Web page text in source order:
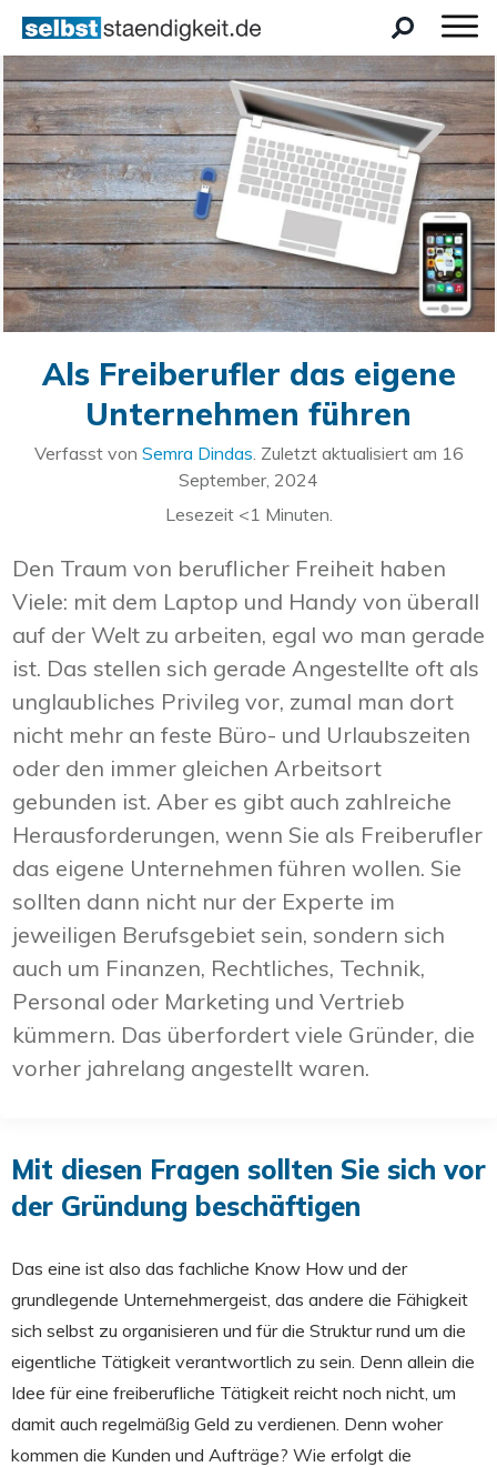
Als Freiberufler das eigene
Unternehmen führen
Verfasst von Semra Dindas. Zuletzt aktualisiert am 16
September, 2024
Lesezeit <1 Minuten.
Den Traum von beruflicher Freiheit haben
Viele: mit dem Laptop und Handy von überall
auf der Welt zu arbeiten, egal wo man gerade
ist. Das stellen sich gerade Angestellte oft als
unglaubliches Privileg vor, zumal man dort
nicht mehr an feste Büro- und Urlaubszeiten
oder den immer gleichen Arbeitsort
gebunden ist. Aber es gibt auch zahlreiche
Herausforderungen, wenn Sie als Freiberufler
das eigene Unternehmen führen wollen. Sie
sollten dann nicht nur der Experte im
jeweiligen Berufsgebiet sein, sondern sich
auch um Finanzen, Rechtliches, Technik,
Personal oder Marketing und Vertrieb
kümmern. Das überfordert viele Gründer, die
vorher jahrelang angestellt waren.
Mit diesen Fragen sollten Sie sich vor
der Gründung beschäftigen
Das eine ist also das fachliche Know How und der
grundlegende Unternehmergeist, das andere die Fähigkeit
sich selbst zu organisieren und für die Struktur rund um die
eigentliche Tätigkeit verantwortlich zu sein. Denn allein die
Idee für eine freiberufliche Tätigkeit reicht noch nicht, um
damit auch regelmäßig Geld zu verdienen. Denn woher
kommen die Kunden und Aufträge? Wie erfolgt die